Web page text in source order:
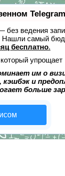
без ведения
Нашли самый
бесплатно.
упрощает
им о
кэшбэк и
больше